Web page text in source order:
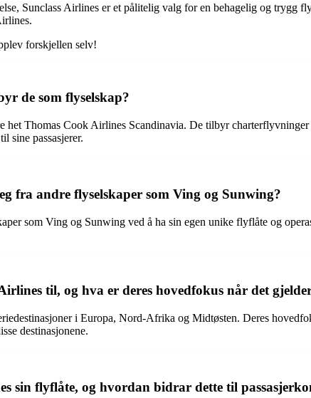
Sunclass Airlines er et pålitelig valg for en behagelig og trygg
forskjellen selv!
de som flyselskap?
het Thomas Cook Airlines Scandinavia. De tilbyr
sine passasjerer.
fra andre flyselskaper som Ving og Sunwing?
som Ving og Sunwing ved å ha sin egen unike flyflåte og
til, og hva er deres hovedfokus når det
i Europa, Nord-Afrika og Midtøsten. Deres
destinasjonene.
sin flyflåte, og hvordan bidrar dette til